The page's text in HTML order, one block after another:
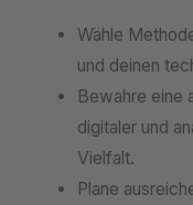
Wähle
und deinen
Bewahre eine
digitaler und
Vielfalt.
Plane